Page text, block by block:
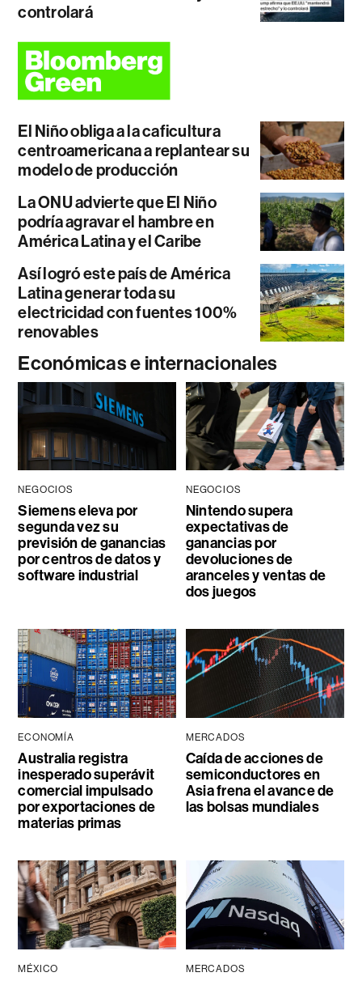
controlará
El Niño obliga a la caficultura
centroamericana a replantear su
modelo de producción
La ONU advierte que El Niño
podría agravar el hambre en
América Latina y el Caribe
Así logró este país de América
Latina generar toda su
electricidad con fuentes 100%
renovables
Económicas e internacionales
NEGOCIOS
Siemens eleva por
segunda vez su
previsión de ganancias
por centros de datos y
software industrial
NEGOCIOS
Nintendo supera
expectativas de
ganancias por
devoluciones de
aranceles y ventas de
dos juegos
ECONOMÍA
Australia registra
inesperado superávit
comercial impulsado
por exportaciones de
materias primas
MERCADOS
Caída de acciones de
semiconductores en
Asia frena el avance de
las bolsas mundiales
MÉXICO MERCADOS